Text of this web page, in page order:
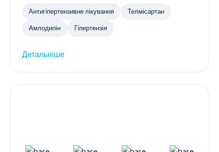
Антигіпертензивне лікування Телмісартан
Амлодипін Гіпертензія
Детальніше